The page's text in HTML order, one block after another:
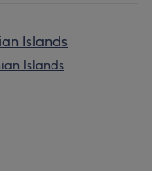
Islands
Islands